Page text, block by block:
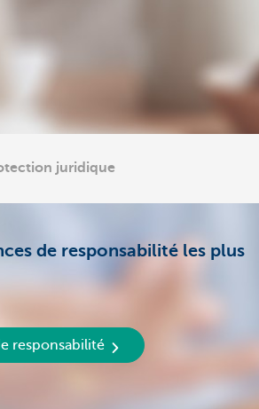
juridique
de responsabilité les plus
responsabilité